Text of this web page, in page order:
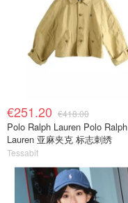
€251.20 €418.00
Polo Ralph Lauren Polo Ralph
Lauren 亚麻夹克 标志刺绣
Tessabit